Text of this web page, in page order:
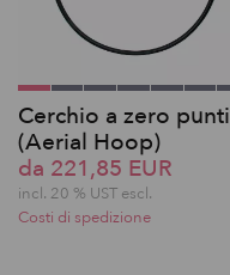
Cerchio a zero punti
(Aerial Hoop)
da 221,85 EUR
incl. 20 % UST escl.
Costi di spedizione